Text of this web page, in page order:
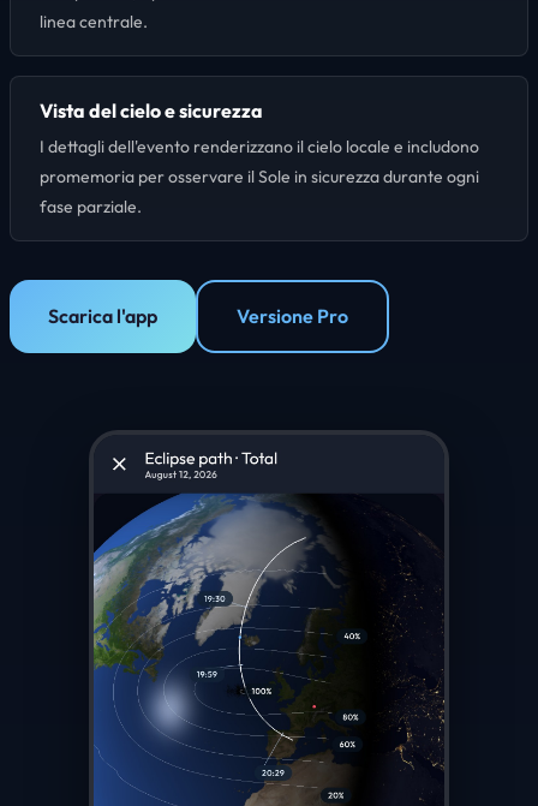
linea centrale.
Vista del cielo e sicurezza
I dettagli dell'evento renderizzano il cielo locale e includono
promemoria per osservare il Sole in sicurezza durante ogni
fase parziale.
Scarica l'app Versione Pro